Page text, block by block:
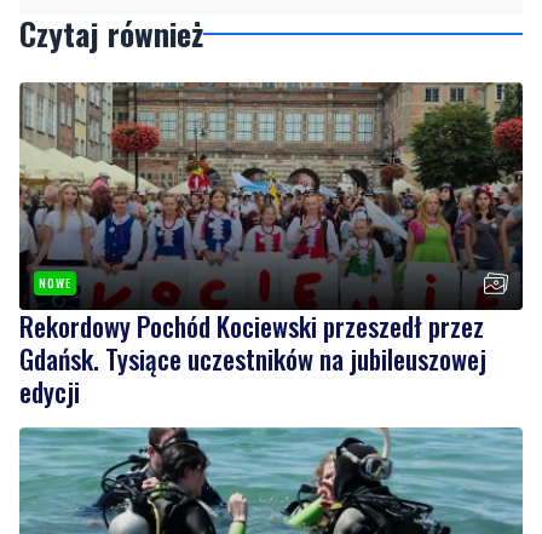
NOWE
Rekordowy Pochód Kociewski przeszedł przez
Gdańsk. Tysiące uczestników na jubileuszowej
edycji